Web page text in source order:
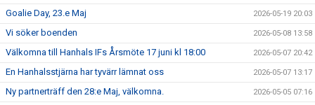
Goalie Day, 23.e Maj 2026-05-19 20:03
Vi söker boenden 2026-05-08 13:58
Välkomna till Hanhals IFs Årsmöte 17 juni kl 18:00 2026-05-07 20:42
En Hanhalsstjärna har tyvärr lämnat oss 2026-05-07 13:17
Ny partnerträff den 28:e Maj, välkomna. 2026-05-05 07:16